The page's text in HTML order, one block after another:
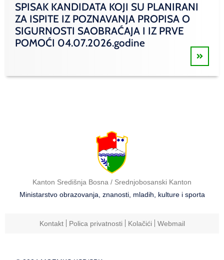
SPISAK KANDIDATA KOJI SU PLANIRANI
ZA ISPITE IZ POZNAVANJA PROPISA O
SIGURNOSTI SAOBRAĆAJA I IZ PRVE
POMOĆI 04.07.2026.godine
Kanton Središnja Bosna / Srednjobosanski Kanton
Ministarstvo obrazovanja, znanosti, mladih, kulture i sporta
Kontakt Polica privatnosti Kolačići Webmail